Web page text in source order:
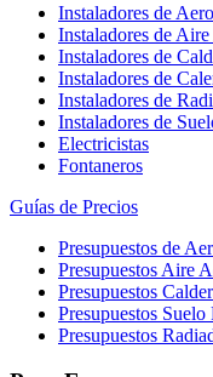
Instaladores de
Instaladores de
Instaladores de
Instaladores de
Instaladores de
Instaladores de
Electricistas
Fontaneros
Guías de Precios
Presupuestos de
Presupuestos Aire
Presupuestos
Presupuestos Suelo
Presupuestos